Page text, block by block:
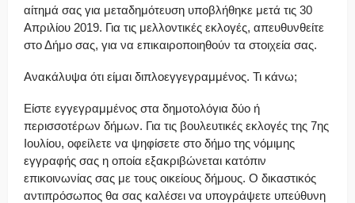
αίτημά σας για μεταδημότευση υποβλήθηκε μετά τις 30
Απριλίου 2019. Για τις μελλοντικές εκλογές, απευθυνθείτε
στο Δήμο σας, για να επικαιροποιηθούν τα στοιχεία σας.
Ανακάλυψα ότι είμαι διπλοεγγεγραμμένος. Τι κάνω;
Είστε εγγεγραμμένος στα δημοτολόγια δύο ή
περισσοτέρων δήμων. Για τις βουλευτικές εκλογές της 7ης
Ιουλίου, οφείλετε να ψηφίσετε στο δήμο της νόμιμης
εγγραφής σας η οποία εξακριβώνεται κατόπιν
επικοινωνίας σας με τους οικείους δήμους. Ο δικαστικός
αντιπρόσωπος θα σας καλέσει να υπογράψετε υπεύθυνη